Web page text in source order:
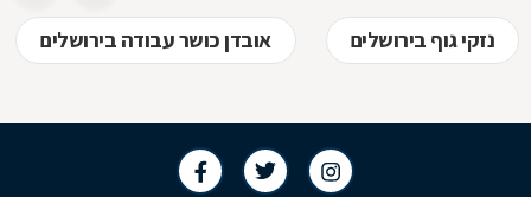
נזקי גוף בירושלים אובדן כושר עבודה בירושלים